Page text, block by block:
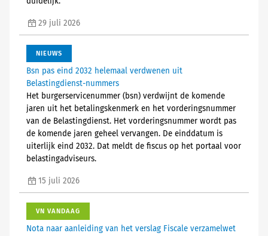
29 juli 2026
NIEUWS
Bsn pas eind 2032 helemaal verdwenen uit
Belastingdienst-nummers
Het burgerservicenummer (bsn) verdwijnt de komende
jaren uit het betalingskenmerk en het vorderingsnummer
van de Belastingdienst. Het vorderingsnummer wordt pas
de komende jaren geheel vervangen. De einddatum is
uiterlijk eind 2032. Dat meldt de fiscus op het portaal voor
belastingadviseurs.
15 juli 2026
VN VANDAAG
Nota naar aanleiding van het verslag Fiscale verzamelwet